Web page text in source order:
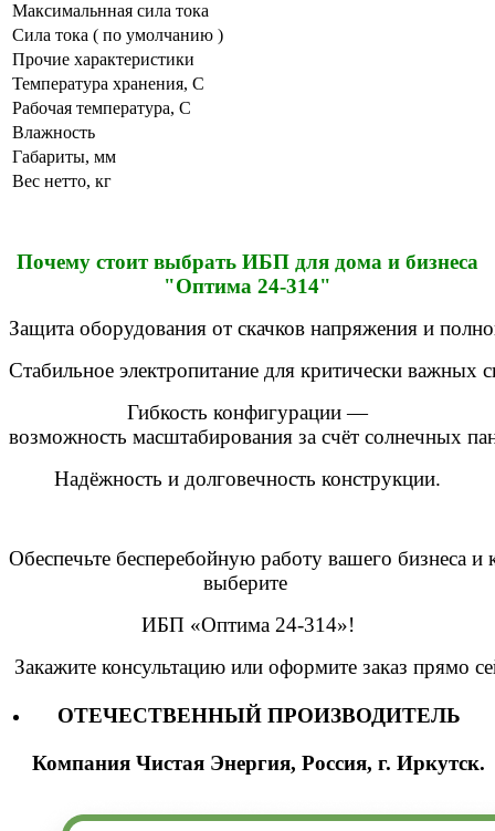
Максимальнная сила тока
Сила тока ( по умолчанию )
Прочие характеристики
Температура хранения, С
Рабочая температура, С
Влажность
Габариты, мм
Вес нетто, кг
Почему стоитвыбрать ИБП для дома и бизнеса
"Оптима 24-314"
Защита оборудования от скачков напряжения и
Стабильное электропитание для критически важных
Гибкость конфигурации—
возможность масштабирования за счёт солнечных
Надёжность и долговечность конструкции.
Обеспечьте бесперебойную работу вашего бизнеса и
выберите
ИБП «Оптима 24-314»!
Закажите консультацию или оформите заказ прямо
ОТЕЧЕСТВЕННЫЙ ПРОИЗВОДИТЕЛЬ
Компания Чистая Энергия, Россия, г. Иркутск.